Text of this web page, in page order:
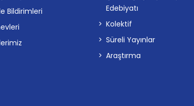
Bildirimleri
Edebiyatı
Kolektif
Süreli Yayınlar
Araştırma